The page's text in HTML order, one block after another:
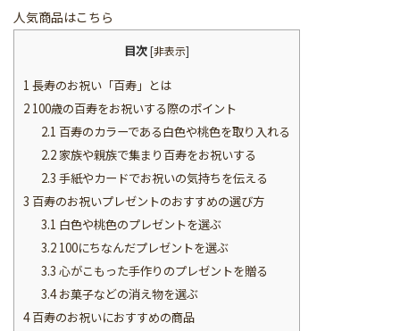
人気商品はこちら
目次[非表示]
1 長寿のお祝い「百寿」とは
2 100歳の百寿をお祝いする際のポイント
2.1 百寿のカラーである白色や桃色を取り入れる
2.2家族や親族で集まり百寿をお祝いする
2.3 手紙やカードでお祝いの気持ちを伝える
3 百寿のお祝いプレゼントのおすすめの選び方
3.1 白色や桃色のプレゼントを選ぶ
3.2100にちなんだプレゼントを選ぶ
3.3 心がこもった手作りのプレゼントを贈る
3.4お菓子などの消え物を選ぶ
4百寿のお祝いにおすすめの商品